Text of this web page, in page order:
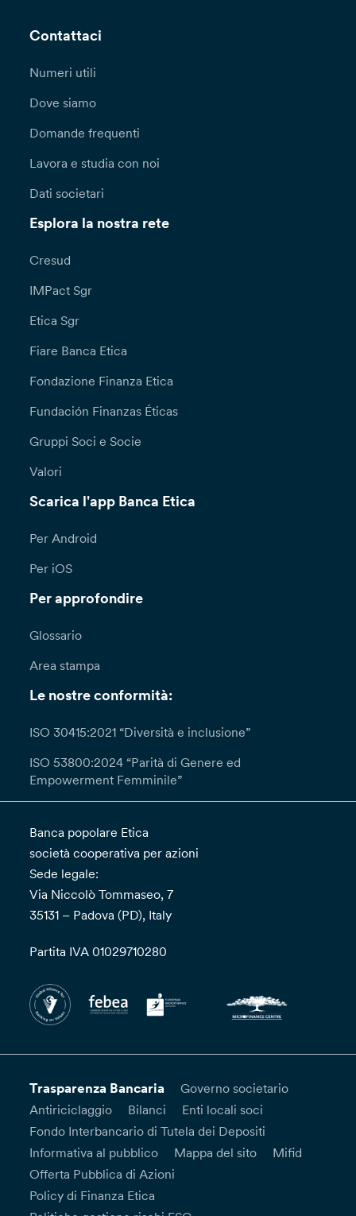
Contattaci
Numeri utili
Dove siamo
Domande frequenti
Lavora e studia con noi
Dati societari
Esplora la nostra rete
Cresud
IMPact Sgr
Etica Sgr
Fiare Banca Etica
Fondazione Finanza Etica
Fundación Finanzas Éticas
Gruppi Soci e Socie
Valori
Scarica l'app Banca Etica
Per Android
Per iOS
Per approfondire
Glossario
Area stampa
Le nostre conformità:
ISO 30415:2021 “Diversità e inclusione”
ISO 53800:2024 “Parità di Genere ed
Empowerment Femminile”
Banca popolare Etica
società cooperativa per azioni
Sede legale:
Via Niccolò Tommaseo, 7
35131 – Padova (PD), Italy
Partita IVA 01029710280
Trasparenza Bancaria
Governo societario
Antiriciclaggio
Bilanci
Enti locali soci
Fondo Interbancario di Tutela dei Depositi
Informativa al pubblico
Mappa del sito
Mifid
Offerta Pubblica di Azioni
Policy di Finanza Etica